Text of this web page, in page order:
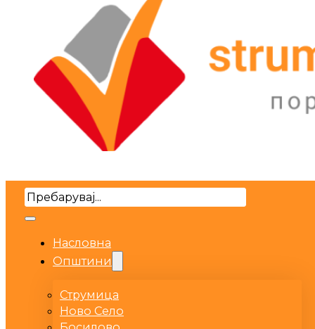
Search
Насловна
Општини
Струмица
Ново Село